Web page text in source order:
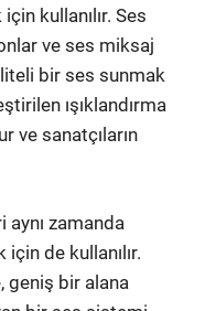
kullanılır. Ses
ve ses miksaj
bir ses sunmak
ışıklandırma
ve sanatçıların
aynı zamanda
de kullanılır.
geniş bir alana